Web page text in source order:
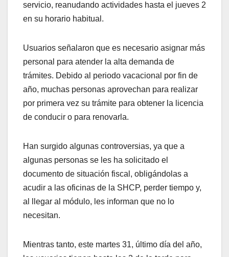
servicio, reanudando actividades hasta el jueves 2
en su horario habitual.
Usuarios señalaron que es necesario asignar más
personal para atender la alta demanda de
trámites. Debido al periodo vacacional por fin de
año, muchas personas aprovechan para realizar
por primera vez su trámite para obtener la licencia
de conducir o para renovarla.
Han surgido algunas controversias, ya que a
algunas personas se les ha solicitado el
documento de situación fiscal, obligándolas a
acudir a las oficinas de la SHCP, perder tiempo y,
al llegar al módulo, les informan que no lo
necesitan.
Mientras tanto, este martes 31, último día del año,